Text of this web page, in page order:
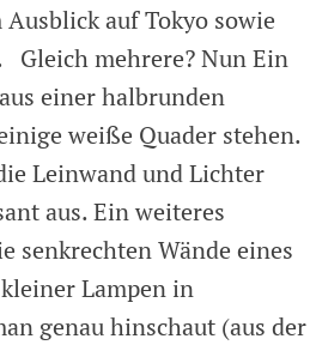
auf Tokyo sowie
Gleich mehrere? Nun Ein
einer halbrunden
weiße Quader stehen.
Leinwand und Lichter
aus. Ein weiteres
senkrechten Wände eines
Lampen in
genau hinschaut (aus der